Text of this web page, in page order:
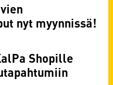
nyt myynnissä!
Shopille